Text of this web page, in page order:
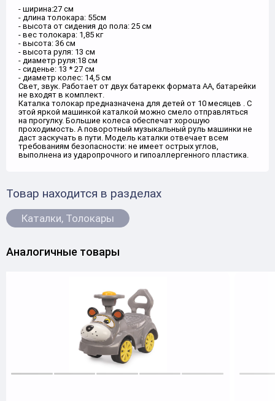
- ширина:27 см
- длина толокара: 55см
- высота от сидения до пола: 25 см
- вес толокара: 1,85 кг
- высота: 36 см
- высота руля: 13 см
- диаметр руля:18 см
- сиденье: 13 * 27 см
- диаметр колес: 14,5 см
Свет, звук. Работает от двух батарекк формата АА, батарейки
не входят в комплект.
Каталка толокар предназначена для детей от 10 месяцев . С
этой яркой машинкой каталкой можно смело отправляться
на прогулку. Большие колеса обеспечат хорошую
проходимость. А поворотный музыкальный руль машинки не
даст заскучать в пути. Модель каталки отвечает всем
требованиям безопасности: не имеет острых углов,
выполнена из ударопрочного и гипоаллергенного пластика.
Товар находится в разделах
Каталки, Толокары
Аналогичные товары